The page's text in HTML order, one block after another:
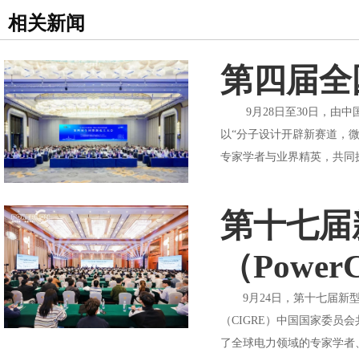
相关新闻
第四届
9月28日至30日，由中国
以“分子设计开辟新赛道，
专家学者与业界精英，共
第十七
（
9月24日，第十七届新型
（CIGRE）中国国家委员
了全球电力领域的专家学